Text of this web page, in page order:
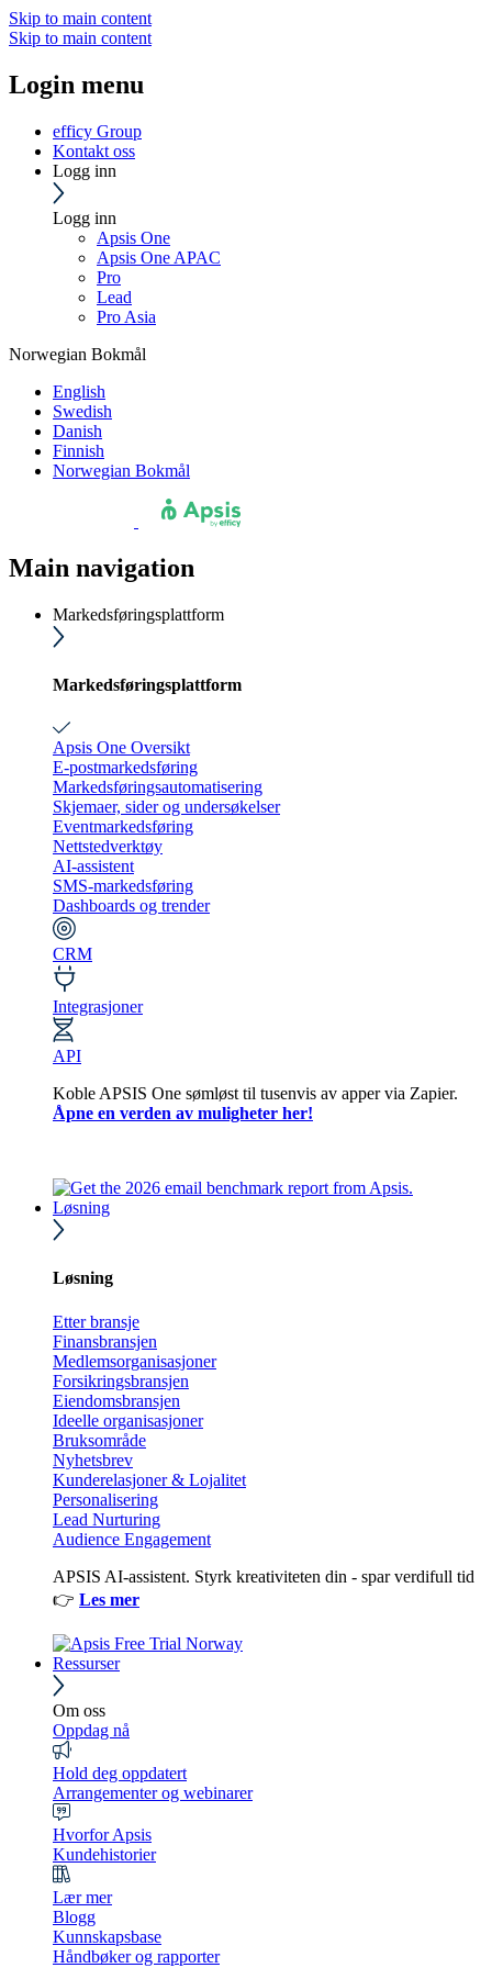
Skip to main content
Skip to main content
Login menu
efficy Group
Kontakt oss
Logg inn
Logg inn
Apsis One
Apsis One APAC
Pro
Lead
Pro Asia
Norwegian Bokmål
English
Swedish
Danish
Finnish
Norwegian Bokmål
Main navigation
Markedsføringsplattform
Markedsføringsplattform
Apsis One Oversikt
E-postmarkedsføring
Markedsføringsautomatisering
Skjemaer, sider og undersøkelser
Eventmarkedsføring
Nettstedverktøy
AI-assistent
SMS-markedsføring
Dashboards og trender
CRM
Integrasjoner
API
Koble APSIS One sømløst til tusenvis av apper via Zapier.
Åpne en verden av muligheter her!
Løsning
Løsning
Etter bransje
Finansbransjen
Medlemsorganisasjoner
Forsikringsbransjen
Eiendomsbransjen
Ideelle organisasjoner
Bruksområde
Nyhetsbrev
Kunderelasjoner & Lojalitet
Personalisering
Lead Nurturing
Audience Engagement
APSIS AI-assistent. Styrk kreativiteten din - spar verdifull tid
👉 Les mer
Ressurser
Om oss
Oppdag nå
Hold deg oppdatert
Arrangementer og webinarer
Hvorfor Apsis
Kundehistorier
Lær mer
Blogg
Kunnskapsbase
Håndbøker og rapporter